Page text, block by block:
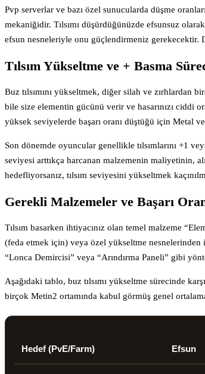
Pvp serverlar ve bazı özel sunucularda düşme
mekaniğidir. Tılsımı düşürdüğünüzde efsunsuz
efsun nesneleriyle onu güçlendirmeniz gerekecektir.
Tılsım Yükseltme ve + Basma
Buz tılsımını yükseltmek, diğer silah ve zırhlardan
bile size elementin gücünü verir ve hasarınızı ciddi
yüksek seviyelerde başarı oranı düştüğü için Metal
Son dönemde oyuncular genellikle tılsımlarını +1
seviyesi arttıkça harcanan malzemenin maliyetinin,
hedefliyorsanız, tılsım seviyesini yükseltmek
Gerekli Malzemeler ve Başarı
Tılsım basarken ihtiyacınız olan temel malzeme
(feda etmek için) veya özel yükseltme nesnelerinden
“Lonca Demircisi” veya “Arındırma Paneli” gibi
Aşağıdaki tablo, buz tılsımı yükseltme sürecinde
birçok Metin2 ortamında kabul görmüş genel
Hedef (PvE/Farm) Efsun